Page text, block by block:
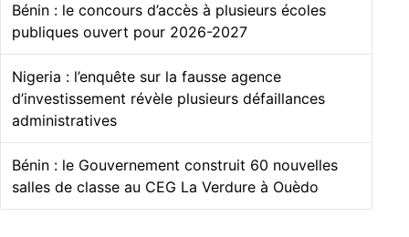
Bénin : le concours d’accès à plusieurs écoles
publiques ouvert pour 2026-2027
Nigeria : l’enquête sur la fausse agence
d’investissement révèle plusieurs défaillances
administratives
Bénin : le Gouvernement construit 60 nouvelles
salles de classe au CEG La Verdure à Ouèdo